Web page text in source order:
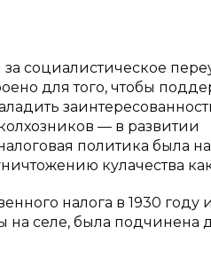
социалистическое
для того, чтобы
— в развитии
политика была
кулачества как
налога в 1930 году
на селе, была подчинена